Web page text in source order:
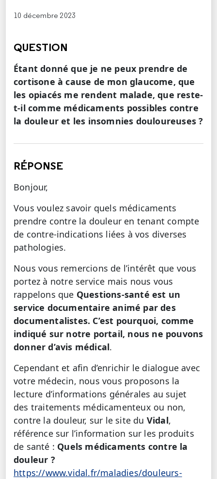
10 décembre 2023
QUESTION
Étant donné que je ne peux prendre de
cortisone à cause de mon glaucome, que
les opiacés me rendent malade, que reste-
t-il comme médicaments possibles contre
la douleur et les insomnies douloureuses ?
RÉPONSE
Bonjour,
Vous voulez savoir quels médicaments
prendre contre la douleur en tenant compte
de contre-indications liées à vos diverses
pathologies.
Nous vous remercions de l’intérêt que vous
portez à notre service mais nous vous
rappelons que Questions-santé est un
service documentaire animé par des
documentalistes. C’est pourquoi, comme
indiqué sur notre portail, nous ne pouvons
donner d’avis médical.
Cependant et afin d’enrichir le dialogue avec
votre médecin, nous vous proposons la
lecture d’informations générales au sujet
des traitements médicamenteux ou non,
contre la douleur, sur le site du Vidal,
référence sur l’information sur les produits
de santé : Quels médicaments contre la
douleur ?
https://www.vidal.fr/maladies/douleurs-